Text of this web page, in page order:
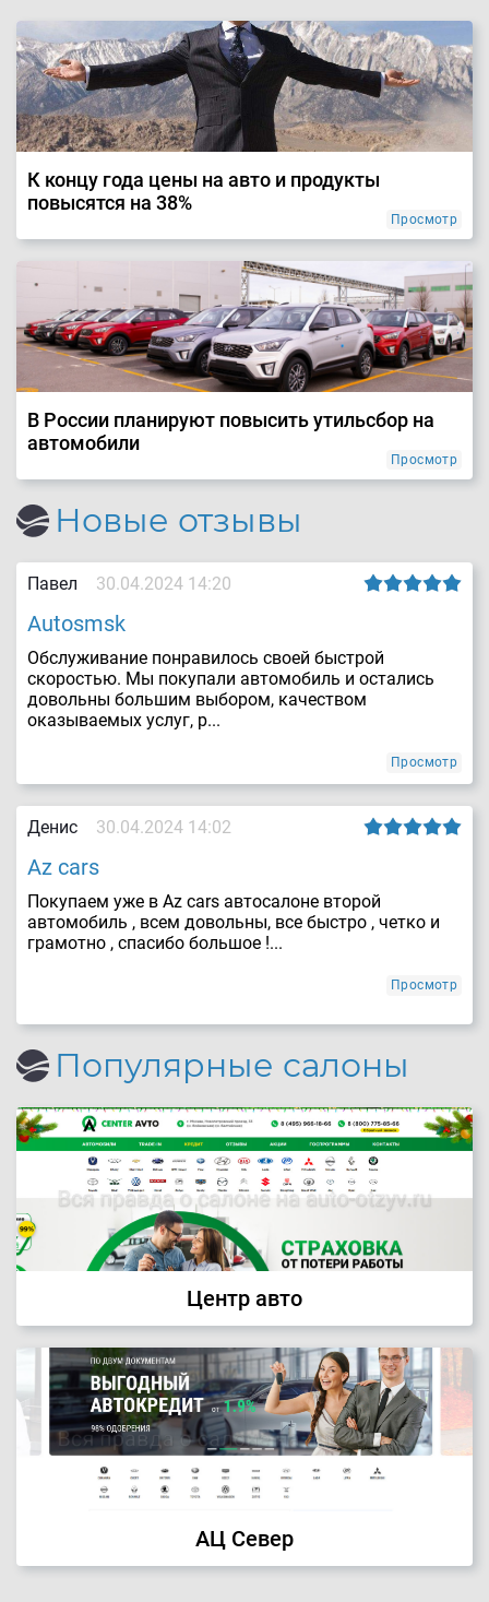
К концу года цены на авто и продукты
повысятся на 38%
Просмотр
В России планируют повысить утильсбор на
автомобили
Просмотр
Новые отзывы
Павел 30.04.2024 14:20
Autosmsk
Обслуживание понравилось своей быстрой
скоростью. Мы покупали автомобиль и остались
довольны большим выбором, качеством
оказываемых услуг, р...
Просмотр
Денис 30.04.2024 14:02
Az cars
Покупаем уже в Az cars автосалоне второй
автомобиль , всем довольны, все быстро , четко и
грамотно , спасибо большое !...
Просмотр
Популярные салоны
Центр авто
АЦ Север